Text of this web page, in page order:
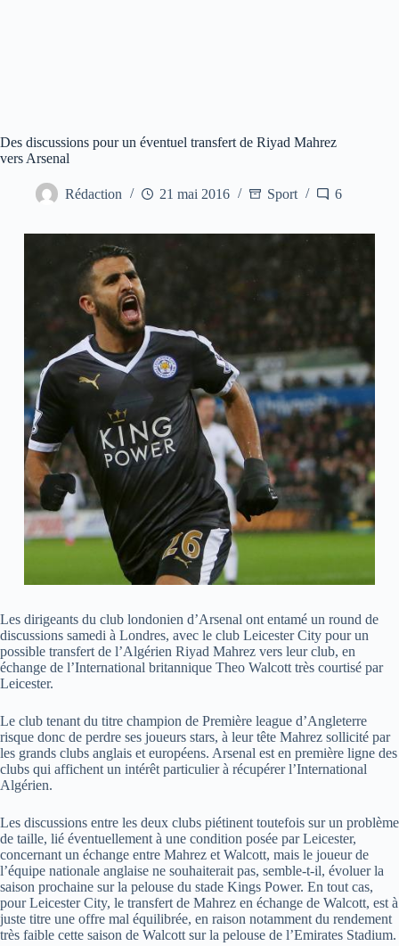
Des discussions pour un éventuel transfert de Riyad Mahrez
vers Arsenal
Rédaction 21 mai 2016 Sport 6
Les dirigeants du club londonien d’Arsenal ont entamé un round de
discussions samedi à Londres, avec le club Leicester City pour un
possible transfert de l’Algérien Riyad Mahrez vers leur club, en
échange de l’International britannique Theo Walcott très courtisé par
Leicester.
Le club tenant du titre champion de Première league d’Angleterre
risque donc de perdre ses joueurs stars, à leur tête Mahrez sollicité par
les grands clubs anglais et européens. Arsenal est en première ligne des
clubs qui affichent un intérêt particulier à récupérer l’International
Algérien.
Les discussions entre les deux clubs piétinent toutefois sur un problème
de taille, lié éventuellement à une condition posée par Leicester,
concernant un échange entre Mahrez et Walcott, mais le joueur de
l’équipe nationale anglaise ne souhaiterait pas, semble-t-il, évoluer la
saison prochaine sur la pelouse du stade Kings Power. En tout cas,
pour Leicester City, le transfert de Mahrez en échange de Walcott, est à
juste titre une offre mal équilibrée, en raison notamment du rendement
très faible cette saison de Walcott sur la pelouse de l’Emirates Stadium.